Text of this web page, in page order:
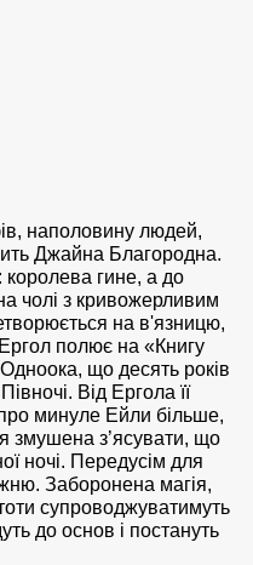
наполовину людей,
Джайна Благородна.
королева гине, а до
чолі з кривожерливим
на в'язницю,
полює на «Книгу
що десять років
Від Ергола її
минуле Ейли більше,
змушена з’ясувати, що
ночі. Передусім для
Заборонена магія,
супроводжуватимуть
до основ і постануть